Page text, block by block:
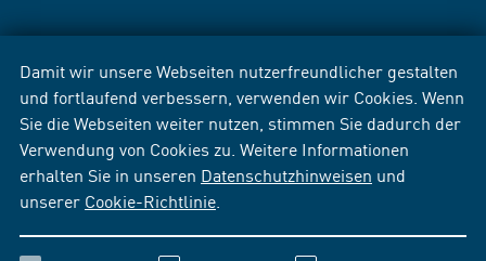
Damit wir unsere Webseiten nutzerfreundlicher gestalten
und fortlaufend verbessern, verwenden wir Cookies. Wenn
Sie die Webseiten weiter nutzen, stimmen Sie dadurch der
Verwendung von Cookies zu. Weitere Informationen
erhalten Sie in unseren Datenschutzhinweisen und
unserer Cookie-Richtlinie